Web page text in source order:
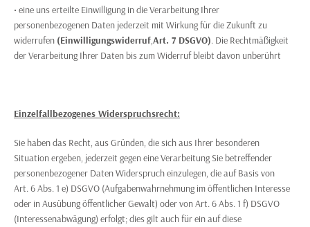
• eine uns erteilte Einwilligung in die Verarbeitung Ihrer
personenbezogenen Daten jederzeit mit Wirkung für die Zukunft zu
widerrufen (Einwilligungswiderruf,Art. 7 DSGVO). Die Rechtmäßigkeit
der Verarbeitung Ihrer Daten bis zum Widerruf bleibt davon unberührt
Einzelfallbezogenes Widerspruchsrecht:
Sie haben das Recht, aus Gründen, die sich aus Ihrer besonderen
Situation ergeben, jederzeit gegen eine Verarbeitung Sie betreffender
personenbezogener Daten Widerspruch einzulegen, die auf Basis von
Art. 6 Abs. 1 e) DSGVO (Aufgabenwahrnehmung im öffentlichen Interesse
oder in Ausübung öffentlicher Gewalt) oder von Art. 6 Abs. 1 f) DSGVO
(Interessenabwägung) erfolgt; dies gilt auch für ein auf diese